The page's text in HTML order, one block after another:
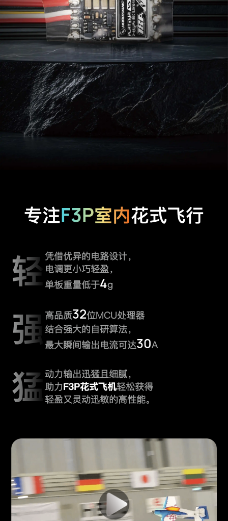
专注F3P室内花式飞行
轻 凭借优异的电路设计，
电调更小巧轻盈，
单板重量低于4g
强 高品质32位MCU处理器
结合强大的自研算法，
最大瞬间输出电流可达30A
猛 动力输出迅猛且细腻，
助力F3P花式飞机轻松获得
轻盈又灵动迅敏的高性能。